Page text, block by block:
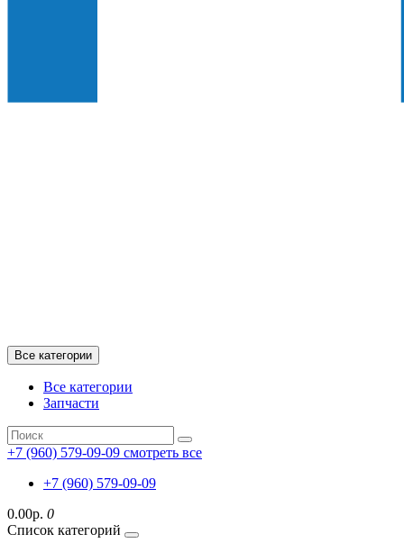
Все категории
Все категории
Запчасти
+7 (960) 579-09-09 смотреть все
+7 (960) 579-09-09
0.00р. 0
Список категорий